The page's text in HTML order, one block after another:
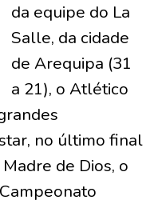
da equipe do La
Salle, da cidade
de Arequipa (31
a 21), o Atlético
no último final
de Dios, o